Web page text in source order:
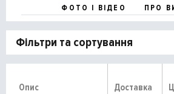
ФОТО І ВІДЕО
ПРО
Фільтри та сортування
Опис Доставка